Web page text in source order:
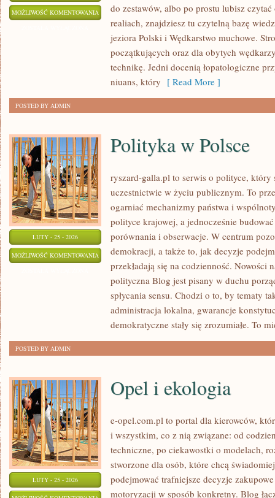
MOŻLIWOŚĆ KOMENTOWANIA
WĘDKĄ
GRANICĄ
do zestawów, albo po prostu lubisz
realiach, znajdziesz tu czytelną bazę
jeziora Polski i Wędkarstwo muchowe.
początkujących oraz dla obytych
technikę. Jedni docenią łopatologiczne
niuans, który [ Read More ]
POSTED BY ADMIN
LUTY - 25 - 2026
MOŻLIWOŚĆ KOMENTOWANIA POLITYKA
POLSCE
Polityka w Polsce
ryszard-galla.pl to serwis o polityce, który
uczestnictwie w życiu publicznym. To
ogarniać mechanizmy państwa i
polityce krajowej, a jednocześnie
porównania i obserwacje. W centrum
demokracji, a także to, jak decyzje
przekładają się na codzienność. Nowości
polityczna Blog jest pisany w duchu
spłycania sensu. Chodzi o to, by tematy
administracja lokalna, gwarancje
demokratyczne stały się zrozumiałe. To
POSTED BY ADMIN
LUTY - 25 - 2026
Opel i ekologia
e-opel.com.pl to portal dla kierowców,
i wszystkim, co z nią związane: od
techniczne, po ciekawostki o modelach,
stworzone dla osób, które chcą
podejmować trafniejsze decyzje
motoryzacji w sposób konkretny. Blog